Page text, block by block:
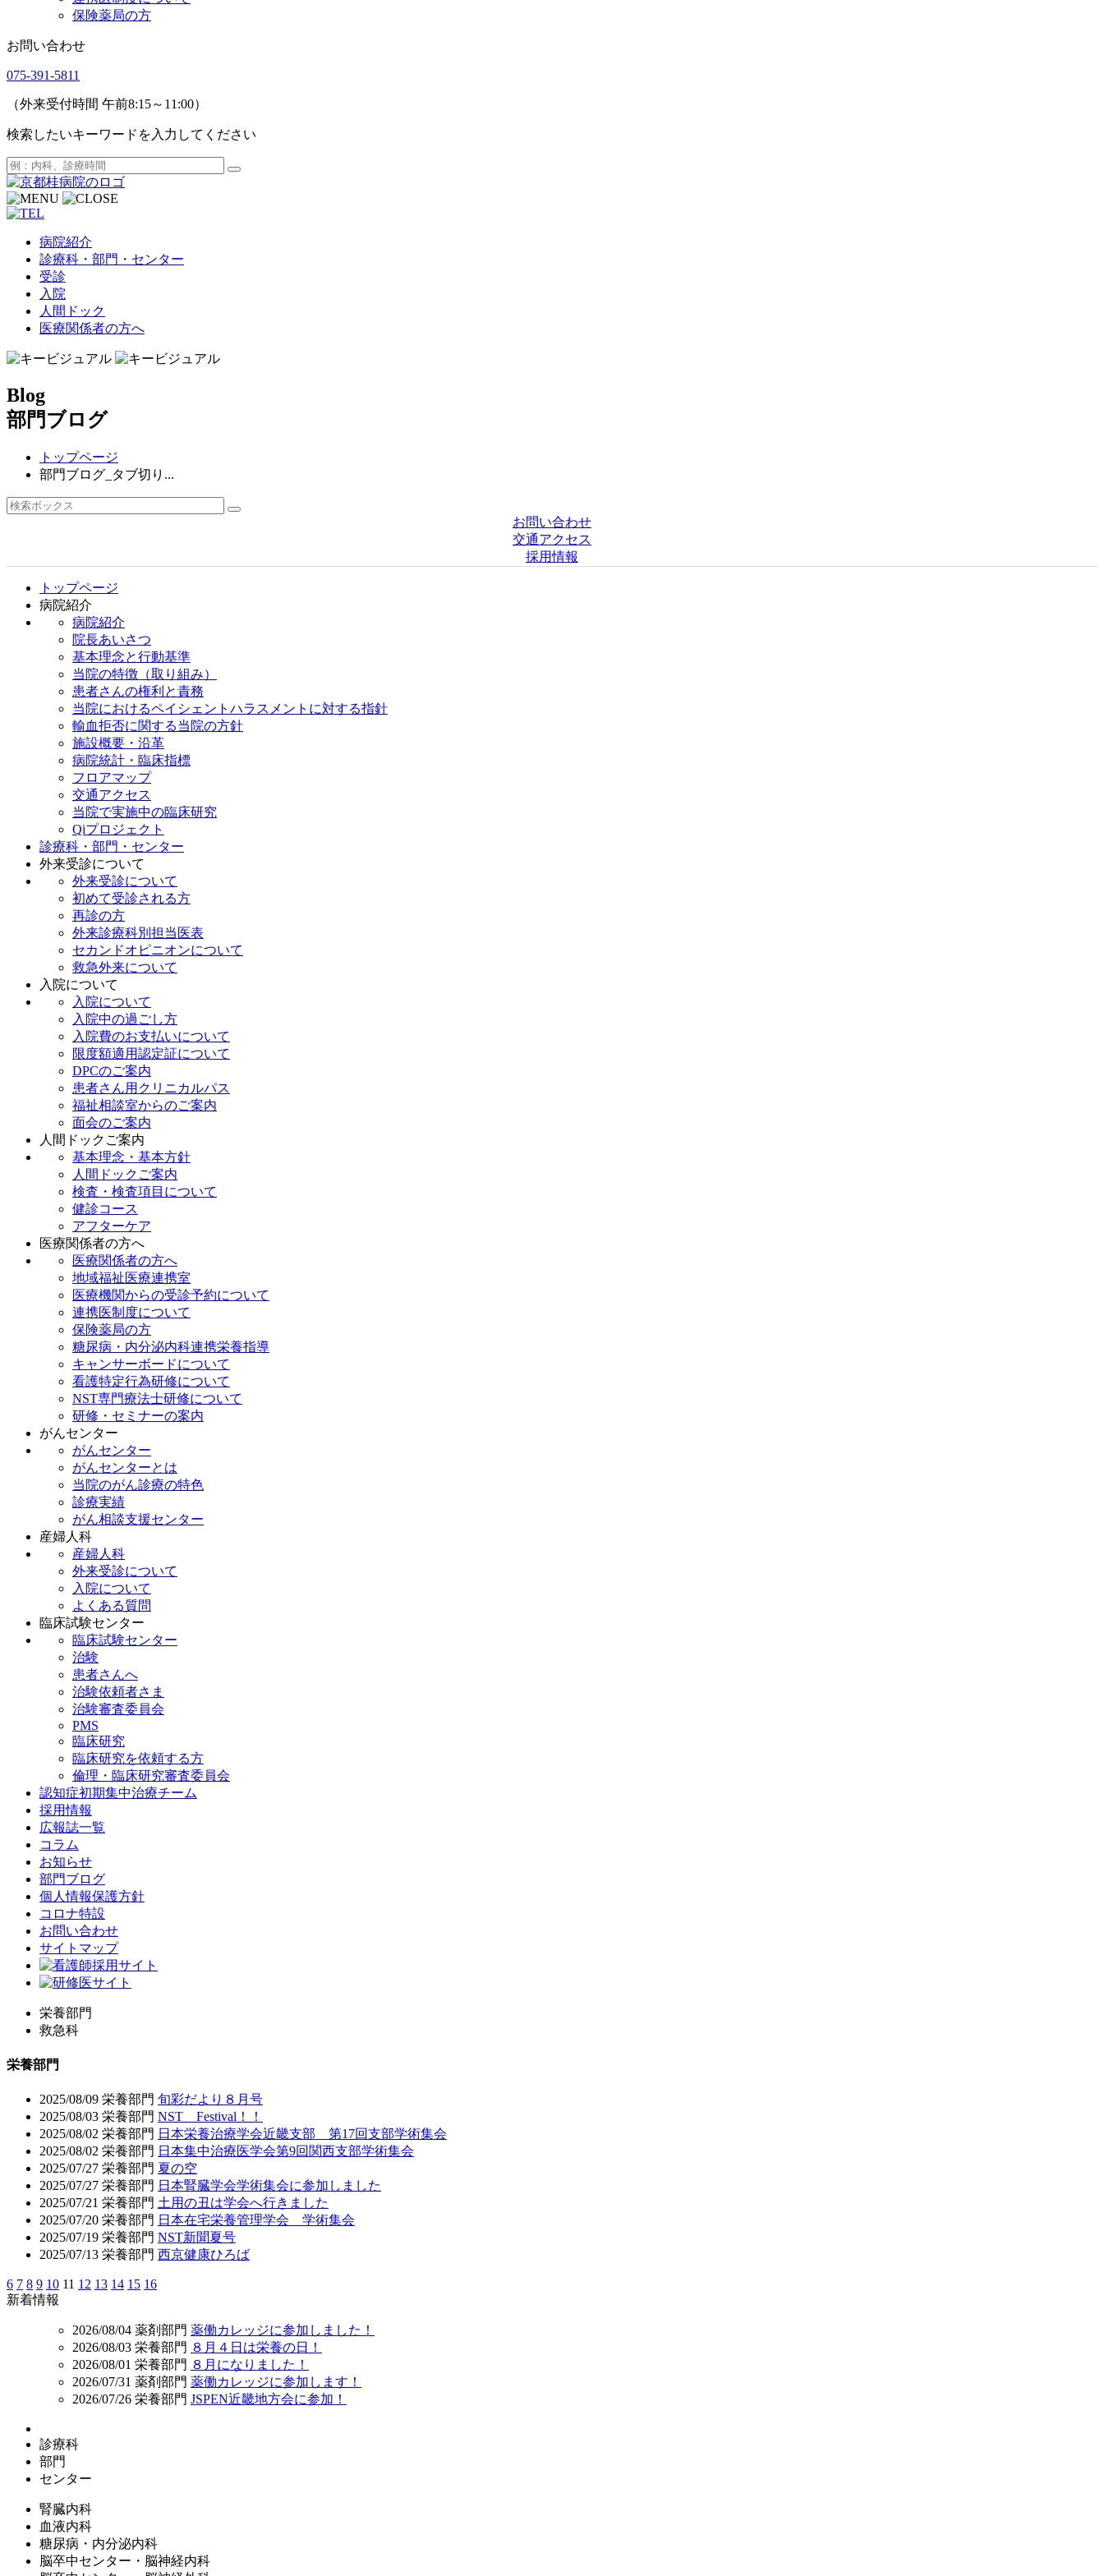
保険薬局の方
お問い合わせ
075-391-5811
（外来受付時間 午前8:15～11:00）
検索したいキーワードを入力してください
病院紹介
診療科・部門・センター
受診
入院
人間ドック
医療関係者の方へ
Blog
部門ブログ
トップページ
部門ブログ_タブ切り...
お問い合わせ
交通アクセス
採用情報
トップページ
病院紹介
病院紹介
院長あいさつ
基本理念と行動基準
当院の特徴（取り組み）
患者さんの権利と責務
当院におけるペイシェントハラスメントに対する指針
輸血拒否に関する当院の方針
施設概要・沿革
病院統計・臨床指標
フロアマップ
交通アクセス
当院で実施中の臨床研究
Qiプロジェクト
診療科・部門・センター
外来受診について
外来受診について
初めて受診される方
再診の方
外来診療科別担当医表
セカンドオピニオンについて
救急外来について
入院について
入院について
入院中の過ごし方
入院費のお支払いについて
限度額適用認定証について
DPCのご案内
患者さん用クリニカルパス
福祉相談室からのご案内
面会のご案内
人間ドックご案内
基本理念・基本方針
人間ドックご案内
検査・検査項目について
健診コース
アフターケア
医療関係者の方へ
医療関係者の方へ
地域福祉医療連携室
医療機関からの受診予約について
連携医制度について
保険薬局の方
糖尿病・内分泌内科連携栄養指導
キャンサーボードについて
看護特定行為研修について
NST専門療法士研修について
研修・セミナーの案内
がんセンター
がんセンター
がんセンターとは
当院のがん診療の特色
診療実績
がん相談支援センター
産婦人科
産婦人科
外来受診について
入院について
よくある質問
臨床試験センター
臨床試験センター
治験
患者さんへ
治験依頼者さま
治験審査委員会
PMS
臨床研究
臨床研究を依頼する方
倫理・臨床研究審査委員会
認知症初期集中治療チーム
採用情報
広報誌一覧
コラム
お知らせ
部門ブログ
個人情報保護方針
コロナ特設
お問い合わせ
サイトマップ
栄養部門
救急科
栄養部門
2025/08/09 栄養部門 旬彩だより８月号
2025/08/03 栄養部門 NST Festival！！
2025/08/02 栄養部門 日本栄養治療学会近畿支部 第17回支部学術集会
2025/08/02 栄養部門 日本集中治療医学会第9回関西支部学術集会
2025/07/27 栄養部門 夏の空
2025/07/27 栄養部門 日本腎臓学会学術集会に参加しました
2025/07/21 栄養部門 土用の丑は学会へ行きました
2025/07/20 栄養部門 日本在宅栄養管理学会 学術集会
2025/07/19 栄養部門 NST新聞夏号
2025/07/13 栄養部門 西京健康ひろば
6 7 8 9 10 11 12 13 14 15 16
新着情報
2026/08/04 薬剤部門 薬働カレッジに参加しました！
2026/08/03 栄養部門 ８月４日は栄養の日！
2026/08/01 栄養部門 ８月になりました！
2026/07/31 薬剤部門 薬働カレッジに参加します！
2026/07/26 栄養部門 JSPEN近畿地方会に参加！
診療科
部門
センター
腎臓内科
血液内科
糖尿病・内分泌内科
脳卒中センター・脳神経内科